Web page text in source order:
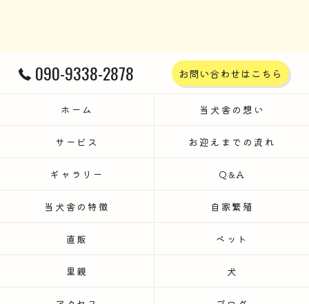
090-9338-2878 お問い合わせはこちら
ホーム 当犬舎の想い
サービス お迎えまでの流れ
ギャラリー Q&A
当犬舎の特徴 自家繁殖
直販 ペット
里親 犬